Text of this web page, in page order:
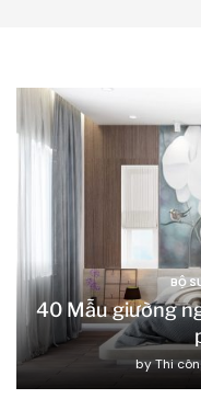
BỘ
40 Mẫu giường
byThi